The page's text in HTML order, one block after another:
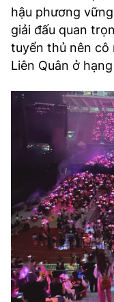
hậu phương
giải đấu quan
tuyển thủ nên cô
Liên Quân ở